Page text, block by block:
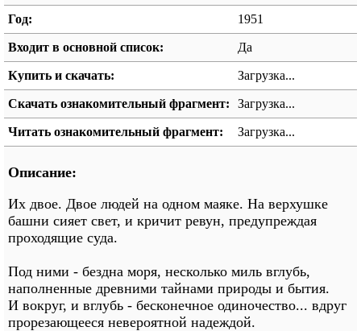
Год: 1951
Входит в основной список: Да
Купить и скачать: Загрузка...
Скачать ознакомительный фрагмент: Загрузка...
Читать ознакомительный фрагмент: Загрузка...
Описание:
Их двое. Двое людей на одном маяке. На верхушке
башни сияет свет, и кричит ревун, предупреждая
проходящие суда.
Под ними - бездна моря, несколько миль вглубь,
наполненные древними тайнами природы и бытия.
И вокруг, и вглубь - бесконечное одиночество... вдруг
прорезающееся невероятной надеждой.